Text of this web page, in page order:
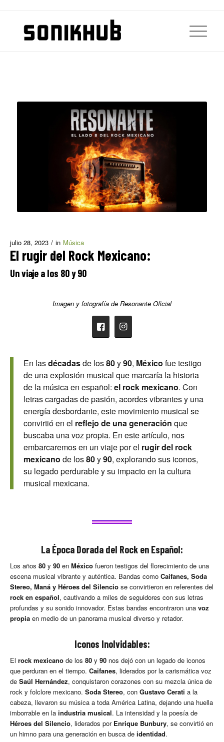
julio 28, 2023 / in Música
El rugir del Rock Mexicano:
Un viaje a los 80 y 90
Imagen y fotografía de Resonante Oficial
En lasdécadasde los80y90, México fue testigo
de una explosión musical que marcaría la historia
de la música en español: el rock mexicano. Con
letras cargadas de pasión, acordes vibrantes y una
energía desbordante, este movimiento musical se
convirtió en el reflejo de una generación que
buscaba una voz propia. En este artículo, nos
embarcaremos en un viaje por el rugir del rock
mexicano de los80y90, explorando sus iconos,
su legado perdurable y su impacto en la cultura
musical mexicana.
La Época Dorada del Rock en Español:
Los años 80 y 90 en México fueron testigos del florecimiento de una
escena musical vibrante y auténtica. Bandas como Caifanes, Soda
Stereo, Maná y Héroes del Silencio se convirtieron en referentes del
rock en español, cautivando a miles de seguidores con sus letras
profundas y su sonido innovador. Estas bandas encontraron una voz
propia en medio de un panorama musical diverso y retador.
Iconos Inolvidables:
El rock mexicano de los 80 y 90 nos dejó con un legado de iconos
que perduran en el tiempo. Caifanes, liderados por la carismática voz
de Saúl Hernández, conquistaron corazones con su mezcla única de
rock y folclore mexicano. Soda Stereo, con Gustavo Cerati a la
cabeza, llevaron su música a toda América Latina, dejando una huella
imborrable en la industria musical. La intensidad y la poesía de
Héroes del Silencio, liderados por Enrique Bunbury, se convirtió en
un himno para una generación en busca de identidad.